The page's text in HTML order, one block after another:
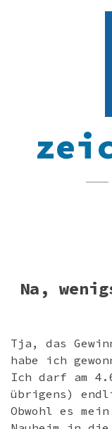
Na,
Tja, das
habe ich
Ich darf am
übrigens)
Obwohl es